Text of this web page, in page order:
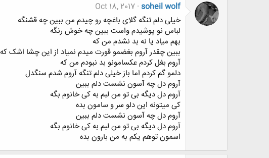
soheil wolf
Oct 18, 2017
خیلی دلم تنگه گلای باغچه رو چیدم من ببین چه قشنگه
لباس نو پوشیدم واست ببین چه خوش رنگه
بهم میاد یا نه بد نشدم من که
ببین چقدر آروم بغضمو قورت میدم نمیاد از این چشا اشک که
آروم بغل کردم عکسامونو بد نبودم من که
دلمو گم کردم اما باز خیلی دلم تنگه آروم شدم سنگدل
آروم دل چه آسون نشست دلم ببین
آروم دل دیگه بی تو من لبم به کی خانوم بگه
کی میتونه این دلو سر و سامون بده
آروم دل چه آسون نشست دلم ببین
آروم دل دیگه بی تو من لبم به کی خانوم بگه
اسمون توهم یکم به من بارون بده